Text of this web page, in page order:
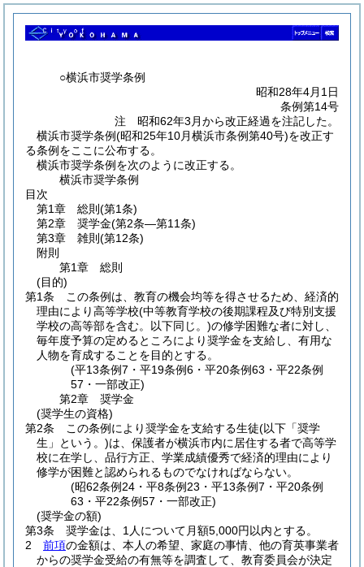
○横浜市奨学条例
昭和28年4月1日
条例第14号
注 昭和62年3月から改正経過を注記した。
横浜市奨学条例(昭和25年10月横浜市条例第40号)を改正す
る条例をここに公布する。
横浜市奨学条例を次のように改正する。
横浜市奨学条例
目次
第1章
総則 (第1条)
第2章
奨学金(第2条―第11条)
第3章
雑則 (第12条)
附則
第1章
総則
(目的)
第1条
この条例は、教育の機会均等を得させるため、経済的
理由により高等学校(中等教育学校の後期課程及び特別支援
学校の高等部を含む。以下同じ。)の修学困難な者に対し、
毎年度予算の定めるところにより奨学金を支給し、有用な
人物を育成することを目的とする。
(平13条例7・平19条例6・平20条例63・平22条例
57・一部改正)
第2章
奨学金
(奨学生の資格)
第2条
この条例により奨学金を支給する生徒(以下「奨学
生」という。)は、保護者が横浜市内に居住する者で高等学
校に在学し、品行方正、学業成績優秀で経済的理由により
修学が困難と認められるものでなければならない。
(昭62条例24・平8条例23・平13条例7・平20条例
63・平22条例57・一部改正)
(奨学金の額)
第3条
奨学金は、1人について月額5,000円以内とする。
2
前項の金額は、本人の希望、家庭の事情、他の育英事業者
からの奨学金受給の有無等を調査して、教育委員会が決定